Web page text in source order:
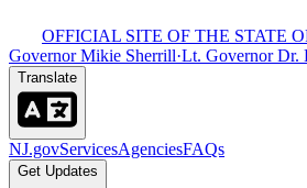
OFFICIAL SITE OF THE STATE OF NEW JERSEY​​​​‌
Governor Mikie Sherrill​​​​‌ ‍ ​‍​‍‌‍ ‌ ​‍‌‍‍‌‌‍‌ ‌‍‍‌‌‍ ‍​‍​‍​ ‍‍​‍​‍‌ ​ ‌‍​‌‌‍ ‍‌‍‍‌‌ ‌​‌ ‍‌​‍ ‍‌‍‍‌‌‍ ​‍​‍​‍ ​​‍​‍‌‍‍​‌ ​‍‌‍‌‌‌‍‌‍​‍​‍​ ‍‍​‍​‍‌‍‍​‌ ‌​‌ ‌​‌ ​​​ ‍‍​‍ ​‍ ‌‍ ​‌‍ ‌‍​ ‌‍​‌‌‍ ​‌‍‍​‌‍ ‌ ​ ‌ ‌​​ ‍‍​ ​ ​ ​ ​ ​ ​ ​ ​‍ ‌‍‍‌‌‍ ‍‌ ‌​‌‍‌‌‌‍ ‍‌ ‌​​‍ ‌‍‌‌‌‍‌​‌‍‍‌‌ ‌​​‍ ‌‍ ‌‌‍ ‌‍‌​‌‍‌‌​ ‌‌ ​​‌ ​‍‌‍‌‌‌ ​ ‌‍‌‌‌‍ ‍‌ ‌​‌‍​‌‌ ‌​‌‍‍‌‌‍ ‌‍ ‍​ ‍ ‌‍‍‌‌‍‌​​ ‌‌‍ ‍‌‍‍‍‌​‌ ‌‍ ‌ ‌‍‌​ ​‌‍​‌‌ ‍‌‌‍ ‌ ‌‌‌ ‌​​ ‍ ‌ ‌​‌ ‍‌‌ ​​‌‍‌‌​ ‌‌‍ ‍‌‍‍‍‌‍ ​‌‍​‌‌ ‍‌‌‍ ‌ ‌‌‌ ‌​​ ‍ ‌ ​​‌‍​‌‌ ‌​‌‍‍​​ ‌‌‍‍​‌‍‌‌‌‍​‌‌‍‌​‌‍‌‌‌ ​‍​‍ ‍‌‍ ​‌‍‌‌‌‍​‌‌‍‌​‌‍‌‌‌ ​‍‌ ​ ​‍ ‍‌‍‌ ‌‍ ‌ ‌‍‌‍‌‌‌ ​‍‌‍ ‍‌‍ ‌ ​‍​ ‌‍​‍‌‍​‌‌ ​ ‌‍‌‌‌‌‌‌‌ ​‍‌‍ ​​ ‌‌‍‍​‌ ‌​‌ ‌​‌ ​​​‍‌‌​ ​ ‌​​‌​‍‌‌​ ​‍‌​‌‍​‍‌‌​ ​‍‌​‌‍‌‍ ​‌‍ ‌‍​ ‌‍​‌‌‍ ​‌‍‍​‌‍ ‌ ​ ‌ ‌​​‍‌‌​ ​ ‌​​‌​ ​ ​ ​ ​ ​ ​ ​ ​‍‌‍‌‍‍‌‌‍‌​​ ‌‌‍ ‍‌‍‍‍‌​‌ ‌‍ ‌ ‌‍‌​ ​‌‍​‌‌ ‍‌‌‍ ‌ ‌‌‌ ‌​​‍‌‍‌ ‌​‌ ‍‌‌ ​​‌‍‌‌​ ‌‌‍ ‍‌‍‍‍‌‍ ​‌‍​‌‌ ‍‌‌‍ ‌ ‌‌‌ ‌​​‍‌‍‌ ​​‌‍​‌‌ ‌​‌‍‍​​ ‌‌‍‍​‌‍‌‌‌‍​‌‌‍‌​‌‍‌‌‌ ​‍​‍ ‍‌‍ ​‌‍‌‌‌‍​‌‌‍‌​‌‍‌‌‌ ​‍‌ ​ ​‍ ‍‌‍‌ ‌‍ ‌ ‌‍‌‍‌‌‌ ​‍‌‍ ‍‌‍ ‌ ​‍​‍‌‍‌ ​​‌‍‌‌‌ ​‍‌ ​ ‌ ​​‌‍‌‌‌‍​ ‌ ‌​‌‍‍‌‌ ‌‍‌‍‌‌​ ‌‌ ​​‌ ‌‌‌‍​‍‌‍ ​‌‍‍‌‌ ​ ‌‍‍​‌‍‌‌‌‍‌​​‍​‍‌ ‌·Lt. Governor Dr. Dale G. Caldwell​​​​‌
Translate​​​​‌ ‍ ​‍​‍‌‍ ‌ ​‍‌‍‍‌‌‍‌ ‌‍‍‌‌‍ ‍​‍​‍​ ‍‍​‍​‍‌ ​ ‌‍​‌‌‍ ‍‌‍‍‌‌ ‌​‌ ‍‌​‍ ‍‌‍‍‌‌‍ ​‍​‍​‍ ​​‍​‍‌‍‍​‌ ​‍‌‍‌‌‌‍‌‍​‍​‍​ ‍‍​‍​‍‌‍‍​‌ ‌​‌ ‌​‌ ​​​ ‍‍​‍ ​‍ ‌‍ ​‌‍ ‌‍​ ‌‍​‌‌‍ ​‌‍‍​‌‍ ‌ ​ ‌ ‌​​ ‍‍​ ​ ​ ​ ​ ​ ​ ​ ​‍ ‌‍‍‌‌‍ ‍‌ ‌​‌‍‌‌‌‍ ‍‌ ‌​​‍ ‌‍‌‌‌‍‌​‌‍‍‌‌ ‌​​‍ ‌‍ ‌‌‍ ‌‍‌​‌‍‌‌​ ‌‌ ​​‌ ​‍‌‍‌‌‌ ​ ‌‍‌‌‌‍ ‍‌ ‌​‌‍​‌‌ ‌​‌‍‍‌‌‍ ‌‍ ‍​ ‍ ‌‍‍‌‌‍‌​​ ‌‌‍ ‍‌‍‍‍‌​‌ ‌‍ ‌ ‌‍‌​ ​‌‍​‌‌ ‍‌‌‍ ‌ ‌‌‌ ‌​​ ‍ ‌ ‌​‌ ‍‌‌ ​​‌‍‌‌​ ‌‌‍ ‍‌‍‍‍‌‍ ​‌‍​‌‌ ‍‌‌‍ ‌ ‌‌‌ ‌​​ ‍ ‌ ​​‌‍​‌‌ ‌​‌‍‍​​ ‌‌‍‍​‌‍‌‌‌‍​‌‌‍‌​‌‍‌‌‌ ​‍​‍ ‍‌ ‌​‌ ​‍‌‍​‌‌‍ ‍‌ ​ ‌‍ ​‌‍​‌‌ ‌​‌‍‍‌‌‍ ‌‍ ‍‌ ​ ​‍ ‍‌‍​‍‌ ‌​‌‍ ‍​ ‌‍​‍‌‍​‌‌ ​ ‌‍‌‌‌‌‌‌‌ ​‍‌‍ ​​ ‌‌‍‍​‌ ‌​‌ ‌​‌ ​​​‍‌‌​ ​ ‌​​‌​‍‌‌​ ​‍‌​‌‍​‍‌‌​ ​‍‌​‌‍‌‍ ​‌‍ ‌‍​ ‌‍​‌‌‍ ​‌‍‍​‌‍ ‌ ​ ‌ ‌​​‍‌‌​ ​ ‌​​‌​ ​ ​ ​ ​ ​ ​ ​ ​‍‌‍‌‍‍‌‌‍‌​​ ‌‌‍ ‍‌‍‍‍‌​‌ ‌‍ ‌ ‌‍‌​ ​‌‍​‌‌ ‍‌‌‍ ‌ ‌‌‌ ‌​​‍‌‍‌ ‌​‌ ‍‌‌ ​​‌‍‌‌​ ‌‌‍ ‍‌‍‍‍‌‍ ​‌‍​‌‌ ‍‌‌‍ ‌ ‌‌‌ ‌​​‍‌‍‌ ​​‌‍​‌‌ ‌​‌‍‍​​ ‌‌‍‍​‌‍‌‌‌‍​‌‌‍‌​‌‍‌‌‌ ​‍​‍ ‍‌ ‌​‌ ​‍‌‍​‌‌‍ ‍‌ ​ ‌‍ ​‌‍​‌‌ ‌​‌‍‍‌‌‍ ‌‍ ‍‌ ​ ​‍ ‍‌‍​‍‌ ‌​‌‍ ‍​‍‌‍‌ ​​‌‍‌‌‌ ​‍‌ ​ ‌ ​​‌‍‌‌‌‍​ ‌ ‌​‌‍‍‌‌ ‌‍‌‍‌‌​ ‌‌ ​​‌ ‌‌‌‍​‍‌‍ ​‌‍‍‌‌ ​ ‌‍‍​‌‍‌‌‌‍‌​​‍​‍‌ ‌
NJ.gov​​​​‌ ‍ ​‍​‍‌‍ ‌ ​‍‌‍‍‌‌‍‌ ‌‍‍‌‌‍ ‍​‍​‍​ ‍‍​‍​‍‌ ​ ‌‍​‌‌‍ ‍‌‍‍‌‌ ‌​‌ ‍‌​‍ ‍‌‍‍‌‌‍ ​‍​‍​‍ ​​‍​‍‌‍‍​‌ ​‍‌‍‌‌‌‍‌‍​‍​‍​ ‍‍​‍​‍‌‍‍​‌ ‌​‌ ‌​‌ ​​​ ‍‍​‍ ​‍ ‌‍ ​‌‍ ‌‍​ ‌‍​‌‌‍ ​‌‍‍​‌‍ ‌ ​ ‌ ‌​​ ‍‍​ ​ ​ ​ ​ ​ ​ ​ ​‍ ‌‍‍‌‌‍ ‍‌ ‌​‌‍‌‌‌‍ ‍‌ ‌​​‍ ‌‍‌‌‌‍‌​‌‍‍‌‌ ‌​​‍ ‌‍ ‌‌‍ ‌‍‌​‌‍‌‌​ ‌‌ ​​‌ ​‍‌‍‌‌‌ ​ ‌‍‌‌‌‍ ‍‌ ‌​‌‍​‌‌ ‌​‌‍‍‌‌‍ ‌‍ ‍​ ‍ ‌‍‍‌‌‍‌​​ ‌‌‍ ‍‌‍‍‍‌​‌ ‌‍ ‌ ‌‍‌​ ​‌‍​‌‌ ‍‌‌‍ ‌ ‌‌‌ ‌​​ ‍ ‌ ‌​‌ ‍‌‌ ​​‌‍‌‌​ ‌‌‍ ‍‌‍‍‍‌‍ ​‌‍​‌‌ ‍‌‌‍ ‌ ‌‌‌ ‌​​ ‍ ‌ ​​‌‍​‌‌ ‌​‌‍‍​​ ‌‌‍‍​‌‍‌‌‌‍​‌‌‍‌​‌‍‌‌‌ ​‍​‍ ‍‌‍ ​‌‍‍‌‌‍ ‍‌‍‍ ‌ ​ ​‍‌‌​ ‌‌‌​​‍‌‌ ‌‍‍ ‌‍‌‌‌ ‍‌​‍‌‌​ ​ ‌​‌​​‍‌‌​ ​ ‌​‌​​‍‌‌​ ​‍​ ​‍​ ​‍‌‍‌‍‌‍​ ‌‍​ ​ ​ ‌‍​‍​ ‍​‌‍‌‌​ ​​​ ​ ‌‍​‍​ ​​​‍‌‌​ ​‍​ ​‍​‍‌‌​ ‌‌‌​‌​​‍ ‍‌ ‌​‌‍‌‌‌ ‍​‌ ‌​​ ‌‍​‍‌‍​‌‌ ​ ‌‍‌‌‌‌‌‌‌ ​‍‌‍ ​​ ‌‌‍‍​‌ ‌​‌ ‌​‌ ​​​‍‌‌​ ​ ‌​​‌​‍‌‌​ ​‍‌​‌‍​‍‌‌​ ​‍‌​‌‍‌‍ ​‌‍ ‌‍​ ‌‍​‌‌‍ ​‌‍‍​‌‍ ‌ ​ ‌ ‌​​‍‌‌​ ​ ‌​​‌​ ​ ​ ​ ​ ​ ​ ​ ​‍‌‍‌‍‍‌‌‍‌​​ ‌‌‍ ‍‌‍‍‍‌​‌ ‌‍ ‌ ‌‍‌​ ​‌‍​‌‌ ‍‌‌‍ ‌ ‌‌‌ ‌​​‍‌‍‌ ‌​‌ ‍‌‌ ​​‌‍‌‌​ ‌‌‍ ‍‌‍‍‍‌‍ ​‌‍​‌‌ ‍‌‌‍ ‌ ‌‌‌ ‌​​‍‌‍‌ ​​‌‍​‌‌ ‌​‌‍‍​​ ‌‌‍‍​‌‍‌‌‌‍​‌‌‍‌​‌‍‌‌‌ ​‍​‍ ‍‌‍ ​‌‍‍‌‌‍ ‍‌‍‍ ‌ ​ ​‍‌‌​ ‌‌‌​​‍‌‌ ‌‍‍ ‌‍‌‌‌ ‍‌​‍‌‌​ ​ ‌​‌​​‍‌‌​ ​ ‌​‌​​‍‌‌​ ​‍​ ​‍​ ​‍‌‍‌‍‌‍​ ‌‍​ ​ ​ ‌‍​‍​ ‍​‌‍‌‌​ ​​​ ​ ‌‍​‍​ ​​​‍‌‌​ ​‍​ ​‍​‍‌‌​ ‌‌‌​‌​​‍ ‍‌ ‌​‌‍‌‌‌ ‍​‌ ‌​​‍‌‍‌ ​​‌‍‌‌‌ ​‍‌ ​ ‌ ​​‌‍‌‌‌‍​ ‌ ‌​‌‍‍‌‌ ‌‍‌‍‌‌​ ‌‌ ​​‌ ‌‌‌‍​‍‌‍ ​‌‍‍‌‌ ​ ‌‍‍​‌‍‌‌‌‍‌​​‍​‍‌ ‌Services​​​​‌ ‍ ​‍​‍‌‍ ‌ ​‍‌‍‍‌‌‍‌ ‌‍‍‌‌‍ ‍​‍​‍​ ‍‍​‍​‍‌ ​ ‌‍​‌‌‍ ‍‌‍‍‌‌ ‌​‌ ‍‌​‍ ‍‌‍‍‌‌‍ ​‍​‍​‍ ​​‍​‍‌‍‍​‌ ​‍‌‍‌‌‌‍‌‍​‍​‍​ ‍‍​‍​‍‌‍‍​‌ ‌​‌ ‌​‌ ​​​ ‍‍​‍ ​‍ ‌‍ ​‌‍ ‌‍​ ‌‍​‌‌‍ ​‌‍‍​‌‍ ‌ ​ ‌ ‌​​ ‍‍​ ​ ​ ​ ​ ​ ​ ​ ​‍ ‌‍‍‌‌‍ ‍‌ ‌​‌‍‌‌‌‍ ‍‌ ‌​​‍ ‌‍‌‌‌‍‌​‌‍‍‌‌ ‌​​‍ ‌‍ ‌‌‍ ‌‍‌​‌‍‌‌​ ‌‌ ​​‌ ​‍‌‍‌‌‌ ​ ‌‍‌‌‌‍ ‍‌ ‌​‌‍​‌‌ ‌​‌‍‍‌‌‍ ‌‍ ‍​ ‍ ‌‍‍‌‌‍‌​​ ‌‌‍ ‍‌‍‍‍‌​‌ ‌‍ ‌ ‌‍‌​ ​‌‍​‌‌ ‍‌‌‍ ‌ ‌‌‌ ‌​​ ‍ ‌ ‌​‌ ‍‌‌ ​​‌‍‌‌​ ‌‌‍ ‍‌‍‍‍‌‍ ​‌‍​‌‌ ‍‌‌‍ ‌ ‌‌‌ ‌​​ ‍ ‌ ​​‌‍​‌‌ ‌​‌‍‍​​ ‌‌‍‍​‌‍‌‌‌‍​‌‌‍‌​‌‍‌‌‌ ​‍​‍ ‍‌‍ ​‌‍‍‌‌‍ ‍‌‍‍ ‌ ​ ​‍‌‌​ ‌‌‌​​‍‌‌ ‌‍‍ ‌‍‌‌‌ ‍‌​‍‌‌​ ​ ‌​‌​​‍‌‌​ ​ ‌​‌​​‍‌‌​ ​‍​ ​‍​ ​‍​ ‍​​ ‌ ​ ‍‌​ ​‍‌‍​ ‌‍​ ‌‍‌‍​ ​ ​ ‌ ​ ‌​​ ‌​​‍‌‌​ ​‍​ ​‍​‍‌‌​ ‌‌‌​‌​​‍ ‍‌ ‌​‌‍‌‌‌ ‍​‌ ‌​​ ‌‍​‍‌‍​‌‌ ​ ‌‍‌‌‌‌‌‌‌ ​‍‌‍ ​​ ‌‌‍‍​‌ ‌​‌ ‌​‌ ​​​‍‌‌​ ​ ‌​​‌​‍‌‌​ ​‍‌​‌‍​‍‌‌​ ​‍‌​‌‍‌‍ ​‌‍ ‌‍​ ‌‍​‌‌‍ ​‌‍‍​‌‍ ‌ ​ ‌ ‌​​‍‌‌​ ​ ‌​​‌​ ​ ​ ​ ​ ​ ​ ​ ​‍‌‍‌‍‍‌‌‍‌​​ ‌‌‍ ‍‌‍‍‍‌​‌ ‌‍ ‌ ‌‍‌​ ​‌‍​‌‌ ‍‌‌‍ ‌ ‌‌‌ ‌​​‍‌‍‌ ‌​‌ ‍‌‌ ​​‌‍‌‌​ ‌‌‍ ‍‌‍‍‍‌‍ ​‌‍​‌‌ ‍‌‌‍ ‌ ‌‌‌ ‌​​‍‌‍‌ ​​‌‍​‌‌ ‌​‌‍‍​​ ‌‌‍‍​‌‍‌‌‌‍​‌‌‍‌​‌‍‌‌‌ ​‍​‍ ‍‌‍ ​‌‍‍‌‌‍ ‍‌‍‍ ‌ ​ ​‍‌‌​ ‌‌‌​​‍‌‌ ‌‍‍ ‌‍‌‌‌ ‍‌​‍‌‌​ ​ ‌​‌​​‍‌‌​ ​ ‌​‌​​‍‌‌​ ​‍​ ​‍​ ​‍​ ‍​​ ‌ ​ ‍‌​ ​‍‌‍​ ‌‍​ ‌‍‌‍​ ​ ​ ‌ ​ ‌​​ ‌​​‍‌‌​ ​‍​ ​‍​‍‌‌​ ‌‌‌​‌​​‍ ‍‌ ‌​‌‍‌‌‌ ‍​‌ ‌​​‍‌‍‌ ​​‌‍‌‌‌ ​‍‌ ​ ‌ ​​‌‍‌‌‌‍​ ‌ ‌​‌‍‍‌‌ ‌‍‌‍‌‌​ ‌‌ ​​‌ ‌‌‌‍​‍‌‍ ​‌‍‍‌‌ ​ ‌‍‍​‌‍‌‌‌‍‌​​‍​‍‌ ‌Agencies​​​​‌ ‍ ​‍​‍‌‍ ‌ ​‍‌‍‍‌‌‍‌ ‌‍‍‌‌‍ ‍​‍​‍​ ‍‍​‍​‍‌ ​ ‌‍​‌‌‍ ‍‌‍‍‌‌ ‌​‌ ‍‌​‍ ‍‌‍‍‌‌‍ ​‍​‍​‍ ​​‍​‍‌‍‍​‌ ​‍‌‍‌‌‌‍‌‍​‍​‍​ ‍‍​‍​‍‌‍‍​‌ ‌​‌ ‌​‌ ​​​ ‍‍​‍ ​‍ ‌‍ ​‌‍ ‌‍​ ‌‍​‌‌‍ ​‌‍‍​‌‍ ‌ ​ ‌ ‌​​ ‍‍​ ​ ​ ​ ​ ​ ​ ​ ​‍ ‌‍‍‌‌‍ ‍‌ ‌​‌‍‌‌‌‍ ‍‌ ‌​​‍ ‌‍‌‌‌‍‌​‌‍‍‌‌ ‌​​‍ ‌‍ ‌‌‍ ‌‍‌​‌‍‌‌​ ‌‌ ​​‌ ​‍‌‍‌‌‌ ​ ‌‍‌‌‌‍ ‍‌ ‌​‌‍​‌‌ ‌​‌‍‍‌‌‍ ‌‍ ‍​ ‍ ‌‍‍‌‌‍‌​​ ‌‌‍ ‍‌‍‍‍‌​‌ ‌‍ ‌ ‌‍‌​ ​‌‍​‌‌ ‍‌‌‍ ‌ ‌‌‌ ‌​​ ‍ ‌ ‌​‌ ‍‌‌ ​​‌‍‌‌​ ‌‌‍ ‍‌‍‍‍‌‍ ​‌‍​‌‌ ‍‌‌‍ ‌ ‌‌‌ ‌​​ ‍ ‌ ​​‌‍​‌‌ ‌​‌‍‍​​ ‌‌‍‍​‌‍‌‌‌‍​‌‌‍‌​‌‍‌‌‌ ​‍​‍ ‍‌‍ ​‌‍‍‌‌‍ ‍‌‍‍ ‌ ​ ​‍‌‌​ ‌‌‌​​‍‌‌ ‌‍‍ ‌‍‌‌‌ ‍‌​‍‌‌​ ​ ‌​‌​​‍‌‌​ ​ ‌​‌​​‍‌‌​ ​‍​ ​‍​ ‌ ‌‍‌​​ ​‌‌‍‌‍​ ​ ​ ​​‌‍​ ‌‍​‍​ ‌ ‌‍‌​​ ‍​​ ​ ​‍‌‌​ ​‍​ ​‍​‍‌‌​ ‌‌‌​‌​​‍ ‍‌ ‌​‌‍‌‌‌ ‍​‌ ‌​​ ‌‍​‍‌‍​‌‌ ​ ‌‍‌‌‌‌‌‌‌ ​‍‌‍ ​​ ‌‌‍‍​‌ ‌​‌ ‌​‌ ​​​‍‌‌​ ​ ‌​​‌​‍‌‌​ ​‍‌​‌‍​‍‌‌​ ​‍‌​‌‍‌‍ ​‌‍ ‌‍​ ‌‍​‌‌‍ ​‌‍‍​‌‍ ‌ ​ ‌ ‌​​‍‌‌​ ​ ‌​​‌​ ​ ​ ​ ​ ​ ​ ​ ​‍‌‍‌‍‍‌‌‍‌​​ ‌‌‍ ‍‌‍‍‍‌​‌ ‌‍ ‌ ‌‍‌​ ​‌‍​‌‌ ‍‌‌‍ ‌ ‌‌‌ ‌​​‍‌‍‌ ‌​‌ ‍‌‌ ​​‌‍‌‌​ ‌‌‍ ‍‌‍‍‍‌‍ ​‌‍​‌‌ ‍‌‌‍ ‌ ‌‌‌ ‌​​‍‌‍‌ ​​‌‍​‌‌ ‌​‌‍‍​​ ‌‌‍‍​‌‍‌‌‌‍​‌‌‍‌​‌‍‌‌‌ ​‍​‍ ‍‌‍ ​‌‍‍‌‌‍ ‍‌‍‍ ‌ ​ ​‍‌‌​ ‌‌‌​​‍‌‌ ‌‍‍ ‌‍‌‌‌ ‍‌​‍‌‌​ ​ ‌​‌​​‍‌‌​ ​ ‌​‌​​‍‌‌​ ​‍​ ​‍​ ‌ ‌‍‌​​ ​‌‌‍‌‍​ ​ ​ ​​‌‍​ ‌‍​‍​ ‌ ‌‍‌​​ ‍​​ ​ ​‍‌‌​ ​‍​ ​‍​‍‌‌​ ‌‌‌​‌​​‍ ‍‌ ‌​‌‍‌‌‌ ‍​‌ ‌​​‍‌‍‌ ​​‌‍‌‌‌ ​‍‌ ​ ‌ ​​‌‍‌‌‌‍​ ‌ ‌​‌‍‍‌‌ ‌‍‌‍‌‌​ ‌‌ ​​‌ ‌‌‌‍​‍‌‍ ​‌‍‍‌‌ ​ ‌‍‍​‌‍‌‌‌‍‌​​‍​‍‌ ‌FAQs​​​​‌ ‍ ​‍​‍‌‍ ‌ ​‍‌‍‍‌‌‍‌ ‌‍‍‌‌‍ ‍​‍​‍​ ‍‍​‍​‍‌ ​ ‌‍​‌‌‍ ‍‌‍‍‌‌ ‌​‌ ‍‌​‍ ‍‌‍‍‌‌‍ ​‍​‍​‍ ​​‍​‍‌‍‍​‌ ​‍‌‍‌‌‌‍‌‍​‍​‍​ ‍‍​‍​‍‌‍‍​‌ ‌​‌ ‌​‌ ​​​ ‍‍​‍ ​‍ ‌‍ ​‌‍ ‌‍​ ‌‍​‌‌‍ ​‌‍‍​‌‍ ‌ ​ ‌ ‌​​ ‍‍​ ​ ​ ​ ​ ​ ​ ​ ​‍ ‌‍‍‌‌‍ ‍‌ ‌​‌‍‌‌‌‍ ‍‌ ‌​​‍ ‌‍‌‌‌‍‌​‌‍‍‌‌ ‌​​‍ ‌‍ ‌‌‍ ‌‍‌​‌‍‌‌​ ‌‌ ​​‌ ​‍‌‍‌‌‌ ​ ‌‍‌‌‌‍ ‍‌ ‌​‌‍​‌‌ ‌​‌‍‍‌‌‍ ‌‍ ‍​ ‍ ‌‍‍‌‌‍‌​​ ‌‌‍ ‍‌‍‍‍‌​‌ ‌‍ ‌ ‌‍‌​ ​‌‍​‌‌ ‍‌‌‍ ‌ ‌‌‌ ‌​​ ‍ ‌ ‌​‌ ‍‌‌ ​​‌‍‌‌​ ‌‌‍ ‍‌‍‍‍‌‍ ​‌‍​‌‌ ‍‌‌‍ ‌ ‌‌‌ ‌​​ ‍ ‌ ​​‌‍​‌‌ ‌​‌‍‍​​ ‌‌‍‍​‌‍‌‌‌‍​‌‌‍‌​‌‍‌‌‌ ​‍​‍ ‍‌‍ ​‌‍‍‌‌‍ ‍‌‍‍ ‌ ​ ​‍‌‌​ ‌‌‌​​‍‌‌ ‌‍‍ ‌‍‌‌‌ ‍‌​‍‌‌​ ​ ‌​‌​​‍‌‌​ ​ ‌​‌​​‍‌‌​ ​‍​ ​‍‌‍​ ​ ‌‍​ ‍​‌‍​ ‌‍​‍​ ​‌​ ​​​ ‌‌‌‍​ ​ ‌‌​ ​‌‌‍​‍​‍‌‌​ ​‍​ ​‍​‍‌‌​ ‌‌‌​‌​​‍ ‍‌ ‌​‌‍‌‌‌ ‍​‌ ‌​​ ‌‍​‍‌‍​‌‌ ​ ‌‍‌‌‌‌‌‌‌ ​‍‌‍ ​​ ‌‌‍‍​‌ ‌​‌ ‌​‌ ​​​‍‌‌​ ​ ‌​​‌​‍‌‌​ ​‍‌​‌‍​‍‌‌​ ​‍‌​‌‍‌‍ ​‌‍ ‌‍​ ‌‍​‌‌‍ ​‌‍‍​‌‍ ‌ ​ ‌ ‌​​‍‌‌​ ​ ‌​​‌​ ​ ​ ​ ​ ​ ​ ​ ​‍‌‍‌‍‍‌‌‍‌​​ ‌‌‍ ‍‌‍‍‍‌​‌ ‌‍ ‌ ‌‍‌​ ​‌‍​‌‌ ‍‌‌‍ ‌ ‌‌‌ ‌​​‍‌‍‌ ‌​‌ ‍‌‌ ​​‌‍‌‌​ ‌‌‍ ‍‌‍‍‍‌‍ ​‌‍​‌‌ ‍‌‌‍ ‌ ‌‌‌ ‌​​‍‌‍‌ ​​‌‍​‌‌ ‌​‌‍‍​​ ‌‌‍‍​‌‍‌‌‌‍​‌‌‍‌​‌‍‌‌‌ ​‍​‍ ‍‌‍ ​‌‍‍‌‌‍ ‍‌‍‍ ‌ ​ ​‍‌‌​ ‌‌‌​​‍‌‌ ‌‍‍ ‌‍‌‌‌ ‍‌​‍‌‌​ ​ ‌​‌​​‍‌‌​ ​ ‌​‌​​‍‌‌​ ​‍​ ​‍‌‍​ ​ ‌‍​ ‍​‌‍​ ‌‍​‍​ ​‌​ ​​​ ‌‌‌‍​ ​ ‌‌​ ​‌‌‍​‍​‍‌‌​ ​‍​ ​‍​‍‌‌​ ‌‌‌​‌​​‍ ‍‌ ‌​‌‍‌‌‌ ‍​‌ ‌​​‍‌‍‌ ​​‌‍‌‌‌ ​‍‌ ​ ‌ ​​‌‍‌‌‌‍​ ‌ ‌​‌‍‍‌‌ ‌‍‌‍‌‌​ ‌‌ ​​‌ ‌‌‌‍​‍‌‍ ​‌‍‍‌‌ ​ ‌‍‍​‌‍‌‌‌‍‌​​‍​‍‌ ‌
Get Updates​​​​‌ ‍ ​‍​‍‌‍ ‌ ​‍‌‍‍‌‌‍‌ ‌‍‍‌‌‍ ‍​‍​‍​ ‍‍​‍​‍‌ ​ ‌‍​‌‌‍ ‍‌‍‍‌‌ ‌​‌ ‍‌​‍ ‍‌‍‍‌‌‍ ​‍​‍​‍ ​​‍​‍‌‍‍​‌ ​‍‌‍‌‌‌‍‌‍​‍​‍​ ‍‍​‍​‍‌‍‍​‌ ‌​‌ ‌​‌ ​​​ ‍‍​‍ ​‍ ‌‍ ​‌‍ ‌‍​ ‌‍​‌‌‍ ​‌‍‍​‌‍ ‌ ​ ‌ ‌​​ ‍‍​ ​ ​ ​ ​ ​ ​ ​ ​‍ ‌‍‍‌‌‍ ‍‌ ‌​‌‍‌‌‌‍ ‍‌ ‌​​‍ ‌‍‌‌‌‍‌​‌‍‍‌‌ ‌​​‍ ‌‍ ‌‌‍ ‌‍‌​‌‍‌‌​ ‌‌ ​​‌ ​‍‌‍‌‌‌ ​ ‌‍‌‌‌‍ ‍‌ ‌​‌‍​‌‌ ‌​‌‍‍‌‌‍ ‌‍ ‍​ ‍ ‌‍‍‌‌‍‌​​ ‌‌‍ ‍‌‍‍‍‌​‌ ‌‍ ‌ ‌‍‌​ ​‌‍​‌‌ ‍‌‌‍ ‌ ‌‌‌ ‌​​ ‍ ‌ ‌​‌ ‍‌‌ ​​‌‍‌‌​ ‌‌‍ ‍‌‍‍‍‌‍ ​‌‍​‌‌ ‍‌‌‍ ‌ ‌‌‌ ‌​​ ‍ ‌ ​​‌‍​‌‌ ‌​‌‍‍​​ ‌‌‍‍​‌‍‌‌‌‍​‌‌‍‌​‌‍‌‌‌ ​‍​‍ ‍‌‍ ‍‌‍‌‌‌ ‌ ‌ ​ ‌‍ ​‌‍‌‌‌ ‌​‌ ‌​‌‍‌‌‌ ​‍​‍ ‍‌‍​‍‌ ‌​‌‍ ‍​ ‌‍​‍‌‍​‌‌ ​ ‌‍‌‌‌‌‌‌‌ ​‍‌‍ ​​ ‌‌‍‍​‌ ‌​‌ ‌​‌ ​​​‍‌‌​ ​ ‌​​‌​‍‌‌​ ​‍‌​‌‍​‍‌‌​ ​‍‌​‌‍‌‍ ​‌‍ ‌‍​ ‌‍​‌‌‍ ​‌‍‍​‌‍ ‌ ​ ‌ ‌​​‍‌‌​ ​ ‌​​‌​ ​ ​ ​ ​ ​ ​ ​ ​‍‌‍‌‍‍‌‌‍‌​​ ‌‌‍ ‍‌‍‍‍‌​‌ ‌‍ ‌ ‌‍‌​ ​‌‍​‌‌ ‍‌‌‍ ‌ ‌‌‌ ‌​​‍‌‍‌ ‌​‌ ‍‌‌ ​​‌‍‌‌​ ‌‌‍ ‍‌‍‍‍‌‍ ​‌‍​‌‌ ‍‌‌‍ ‌ ‌‌‌ ‌​​‍‌‍‌ ​​‌‍​‌‌ ‌​‌‍‍​​ ‌‌‍‍​‌‍‌‌‌‍​‌‌‍‌​‌‍‌‌‌ ​‍​‍ ‍‌‍ ‍‌‍‌‌‌ ‌ ‌ ​ ‌‍ ​‌‍‌‌‌ ‌​‌ ‌​‌‍‌‌‌ ​‍​‍ ‍‌‍​‍‌ ‌​‌‍ ‍​‍‌‍‌ ​​‌‍‌‌‌ ​‍‌ ​ ‌ ​​‌‍‌‌‌‍​ ‌ ‌​‌‍‍‌‌ ‌‍‌‍‌‌​ ‌‌ ​​‌ ‌‌‌‍​‍‌‍ ​‌‍‍‌‌ ​ ‌‍‍​‌‍‌‌‌‍‌​​‍​‍‌ ‌